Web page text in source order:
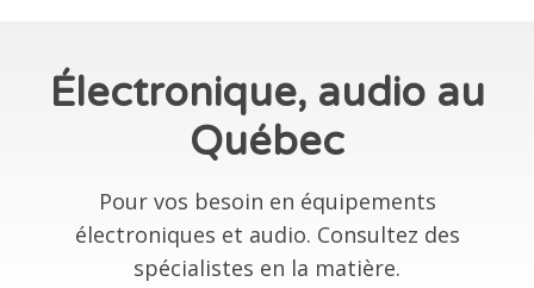
Électronique, audio au
Québec
Pour vos besoin en équipements
électroniques et audio. Consultez des
spécialistes en la matière.